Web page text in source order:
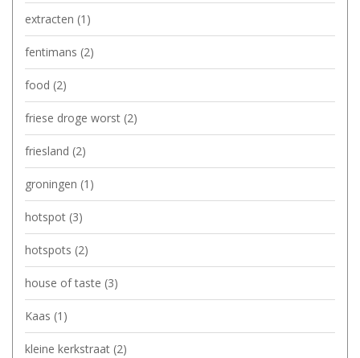
extracten (1)
fentimans (2)
food (2)
friese droge worst (2)
friesland (2)
groningen (1)
hotspot (3)
hotspots (2)
house of taste (3)
Kaas (1)
kleine kerkstraat (2)